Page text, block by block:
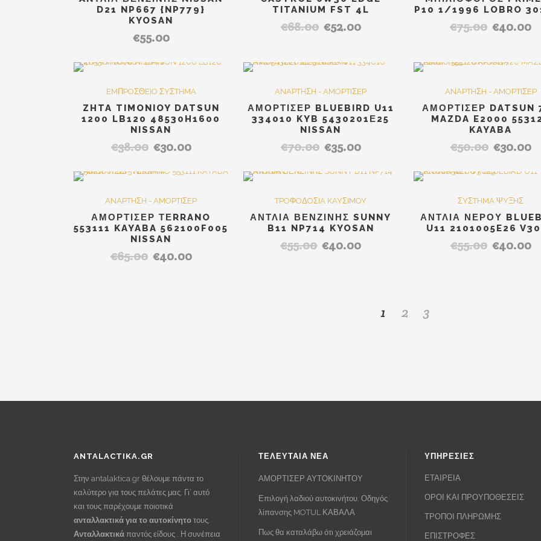
D21 NP667 {NP779}
KYOSAN
€55.00
TITANIUM FST 4L
€68.00 Original
€52.00Η
€52.00.
P10 1/1996 LOBRO
€75.00 Original
€40.00Η
SALE
Out Of Stock
EMΠPOΣΘEIO ΣYΣTHMA
ZHTA TIMONIOY DATSUN
1200 LB120 48530H1600
NISSAN
€38.00 Original
€30.00Η
€30.00.
SALE
ANAPTHΣH - AMOPTIΣEP
ΑΜΟΡΤΙΣΕΡ BLUEBIRD U11
334010 KYB 5430201Ε25
NISSAN
€70.00 Original
€70.00.
€35.00Η
€35.00.
ANAPTHΣH - AMOPTIΣEP
ΑΜΟΡΤΙΣΕΡ DATSUN
MAZDA E2000
KAYABA
€50.00 Original
was:
€50.00.
€30.00Η
SALE
ANAPTHΣH - AMOPTIΣEP
ΑΜΟΡΤΙΣΕΡ ΤΕRRANO
553111 KAYABA 562100F005
NISSAN
€65.00 Original
€40.00Η
SALE
TPOΦOΔOΣIA KAYΣIMOY
ΑΝΤΛΙΑ ΒΕΝΖΙΝΗΣ SUNNY
B11 NP714 KYOSAN
€55.00 Original
€40.00Η
€40.00.
ΣYΣTHMA ΨYΞHΣ
ΑΝΤΛΙΑ ΝΕΡΟΥ
U11 2101005E26
€55.00 Original
€40.00Η
1 2 3
ANTALACTIKA.GR
Στην antalaktica.gr θέλουμε πάντα το
καλύτερο για τους πελάτες μας. Γι’ αυτό
και τους παρέχουμε ποιοτικά
ανταλλακτικά για το αυτοκίνητο τους.
Ανταλλακτικά παντός είδους . Η συνέπεια
ΤΕΛΕΥΤΑΙΑ ΝΕΑ
ΑΜΟΡΤΙΣΕΡ ΑΥΤΟΚΙΝΗΤΟΥ
Επιλογή λαδιού αυτοκινήτου. Οδηγός
λίπανσης MOTUL ΚΑΒΑΛΑ
Πως θα καταλάβω ότι χρειάζομαι
ΥΠΗΡΕΣΙΕΣ
ΕΤΑΙΡΕΙΑ
ΟΡΟΙ ΚΑΙ ΠΡΟΥΠΟΘΕΣΕΙΣ
ΤΡΟΠΟΙ ΠΛΗΡΩΜΗΣ
ΕΠΙΣΤΡΟΦΕΣ